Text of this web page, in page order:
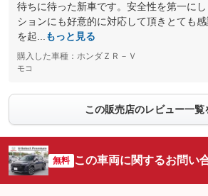
待ちに待った新車です。安全性を第一に
ションにも好意的に対応して頂きとても
を起...
もっと見る
購入した車種：ホンダＺＲ－Ｖ
モコ
この販売店のレビュー一覧
無料 この車両に関するお問い